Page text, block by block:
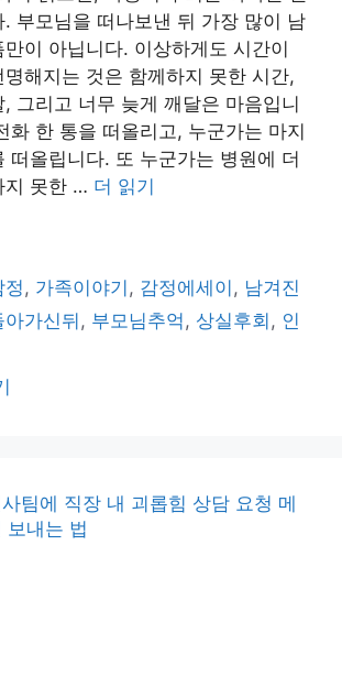
. 부모님을 떠나보낸 뒤 가장 많이 남
이 아닙니다. 이상하게도 시간이
해지는 것은 함께하지 못한 시간,
그리고 너무 늦게 깨달은 마음입니
화 한 통을 떠올리고, 누군가는 마지
떠올립니다. 또 누군가는 병원에 더
지 못한 … 더 읽기
정 , 가족이야기 , 감정에세이 , 남겨진
가신뒤 , 부모님추억 , 상실후회 , 인
사팀에 직장 내 괴롭힘 상담 요청 메
보내는 법